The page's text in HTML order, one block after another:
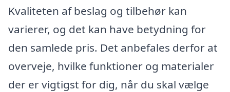
Kvaliteten af beslag og tilbehør kan
varierer, og det kan have betydning for
den samlede pris. Det anbefales derfor at
overveje, hvilke funktioner og materialer
der er vigtigst for dig, når du skal vælge